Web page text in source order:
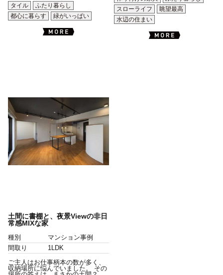
タイル
ふたり暮らし
都心に暮らす
緑がいっぱい
スローライフ
眺望最高
水辺の住まい
土間に書棚と、夜景Viewの非日
常感MIXな家
種別
マンション事例
間取り
1LDK
ご主人はお仕事柄本の数が多く、
収納場所に悩んでいました。 その